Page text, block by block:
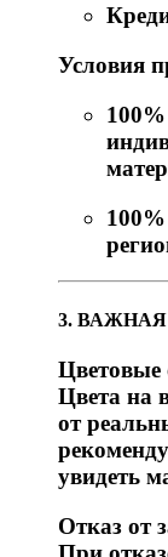
Условия
3.
Цветовые
Цвета на
от
увидеть
Отказ от